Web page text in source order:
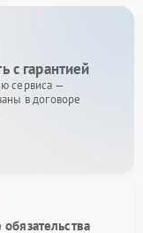
с гарантией
сервиса —
в договоре